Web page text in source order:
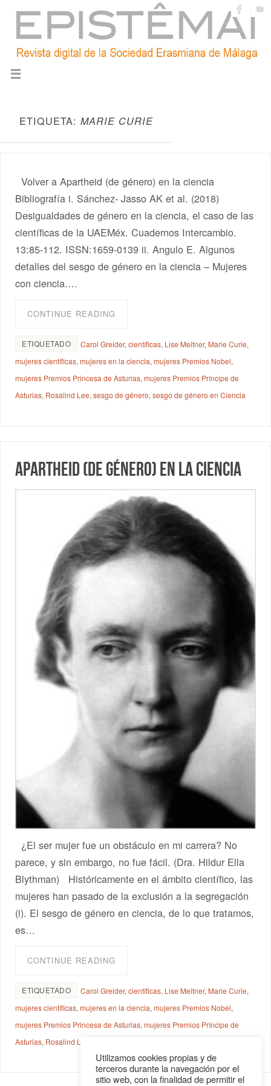
ETIQUETA: MARIE CURIE
Volver a Apartheid (de género) en la ciencia
Bibliografía i. Sánchez- Jasso AK et al. (2018)
Desigualdades de género en la ciencia, el caso de las
científicas de la UAEMéx. Cuadernos Intercambio.
13:85-112. ISSN:1659-0139 ii. Angulo E. Algunos
detalles del sesgo de género en la ciencia – Mujeres
con ciencia.…
CONTINUE READING
ETIQUETADO Carol Greider,científicas, Lise Meitner, Marie Curie,
mujeres científicas,mujeres en la ciencia,mujeres Premios Nobel,
mujeres Premios Princesa de Asturias,mujeres Premios Príncipe de
Asturias, Rosalind Lee,sesgo de género,sesgo de género en Ciencia
Apartheid (de género) en la ciencia
¿El ser mujer fue un obstáculo en mi carrera? No
parece, y sin embargo, no fue fácil. (Dra. Hildur Ella
Blythman) Históricamente en el ámbito científico, las
mujeres han pasado de la exclusión a la segregación
(i). El sesgo de género en ciencia, de lo que tratamos,
es…
CONTINUE READING
ETIQUETADO Carol Greider,científicas, Lise Meitner, Marie Curie,
mujeres científicas,mujeres en la ciencia,mujeres Premios Nobel,
mujeres Premios Princesa de Asturias,mujeres Premios Príncipe de
Asturias, Rosalind Lee
Utilizamos cookies propias y de
terceros durante la navegación por el
sitio web, con la finalidad de permitir el